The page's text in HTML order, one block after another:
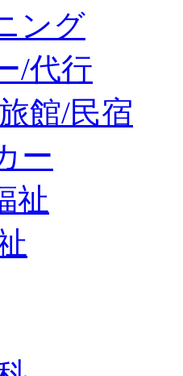
ング
/代行
館/民宿
ー
祉